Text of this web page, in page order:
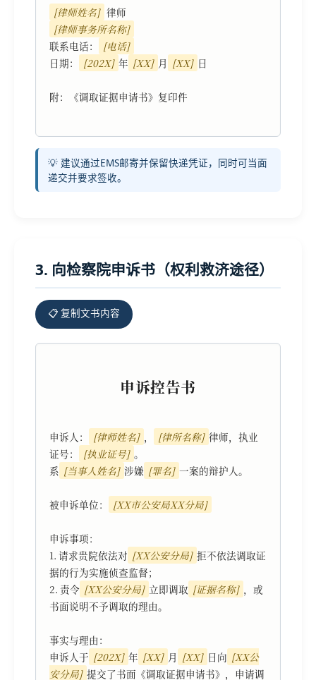
[律师姓名]
[律师事务所名称]
联系电话：
[电话]
日期：
[202X] 年 [XX] 月 [XX] 日
附：《调取证据申请书》复印件
💡 建议通过EMS邮寄并保留快递凭证，同时可当面
递交并要求签收。
3. 向检察院申诉书（权利救济途径）
📋 复制文书内容
申诉控告书
申诉人： [律师姓名] [律所名称] 律师，执业
证号：
[执业证号] 。
系 [当事人姓名] 涉嫌 [罪名] 一案的辩护人。
被申诉单位： [XX市公安局XX分局]
申诉事项：
1. 请求贵院依法对 [XX公安分局] 拒不依法调取证
据的行为实施侦查监督；
2. 责令 [XX公安分局] 立即调取 [证据名称]
，或
书面说明不予调取的理由。
事实与理由：
申诉人于 [202X] 年 [XX] 月 [XX] 日向 [XX公
安分局] 提交了书面《调取证据申请书》，申请调